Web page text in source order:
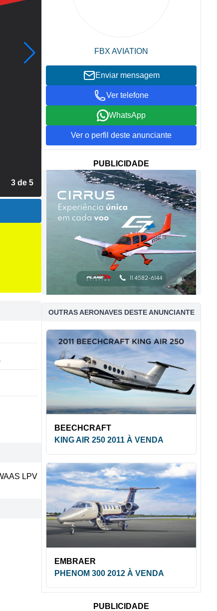
3 de 5
LPV
FBX AVIATION
Enviar mensagem
Ver telefone
WhatsApp
Ver o perfil deste anunciante
PUBLICIDADE
OUTRAS AERONAVES DESTE ANUNCIANTE
BEECHCRAFT
KING AIR 250 2011 À VENDA
EMBRAER
PHENOM 300 2012 À VENDA
PUBLICIDADE